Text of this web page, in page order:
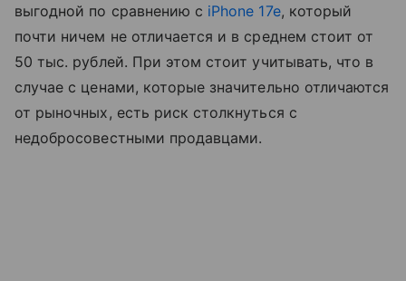
выгодной по сравнению с iPhone 17e, который
почти ничем не отличается и в среднем стоит от
50 тыс. рублей. При этом стоит учитывать, что в
случае с ценами, которые значительно отличаются
от рыночных, есть риск столкнуться с
недобросовестными продавцами.